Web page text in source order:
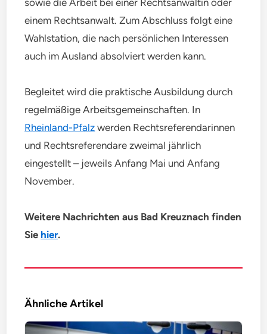
einem Rechtsanwalt. Zum Abschluss folgt eine
Wahlstation, die nach persönlichen Interessen
auch im Ausland absolviert werden kann.
Begleitet wird die praktische Ausbildung durch
regelmäßige Arbeitsgemeinschaften. In
Rheinland-Pfalz werden Rechtsreferendarinnen
und Rechtsreferendare zweimal jährlich
eingestellt – jeweils Anfang Mai und Anfang
November.
Weitere Nachrichten aus Bad Kreuznach finden
Sie hier.
Ähnliche Artikel